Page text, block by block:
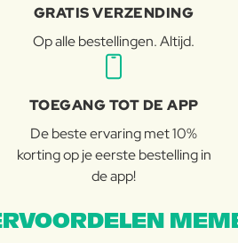
GRATIS VERZENDING
Op alle bestellingen. Altijd.
TOEGANG TOT DE APP
De beste ervaring met 10%
korting op je eerste bestelling in
de app!